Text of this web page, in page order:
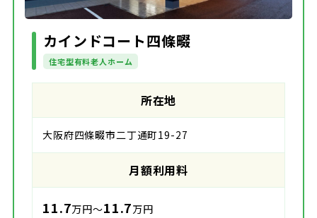
カインドコート四條畷
住宅型有料老人ホーム
所在地
大阪府四條畷市二丁通町19-27
月額利用料
11.7万円～11.7万円